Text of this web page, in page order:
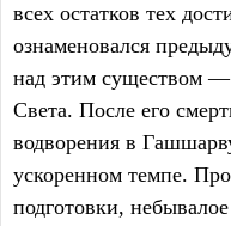
всех остатков тех
ознаменовался
над этим существом
Света. После его
водворения в
ускоренном темпе.
подготовки,